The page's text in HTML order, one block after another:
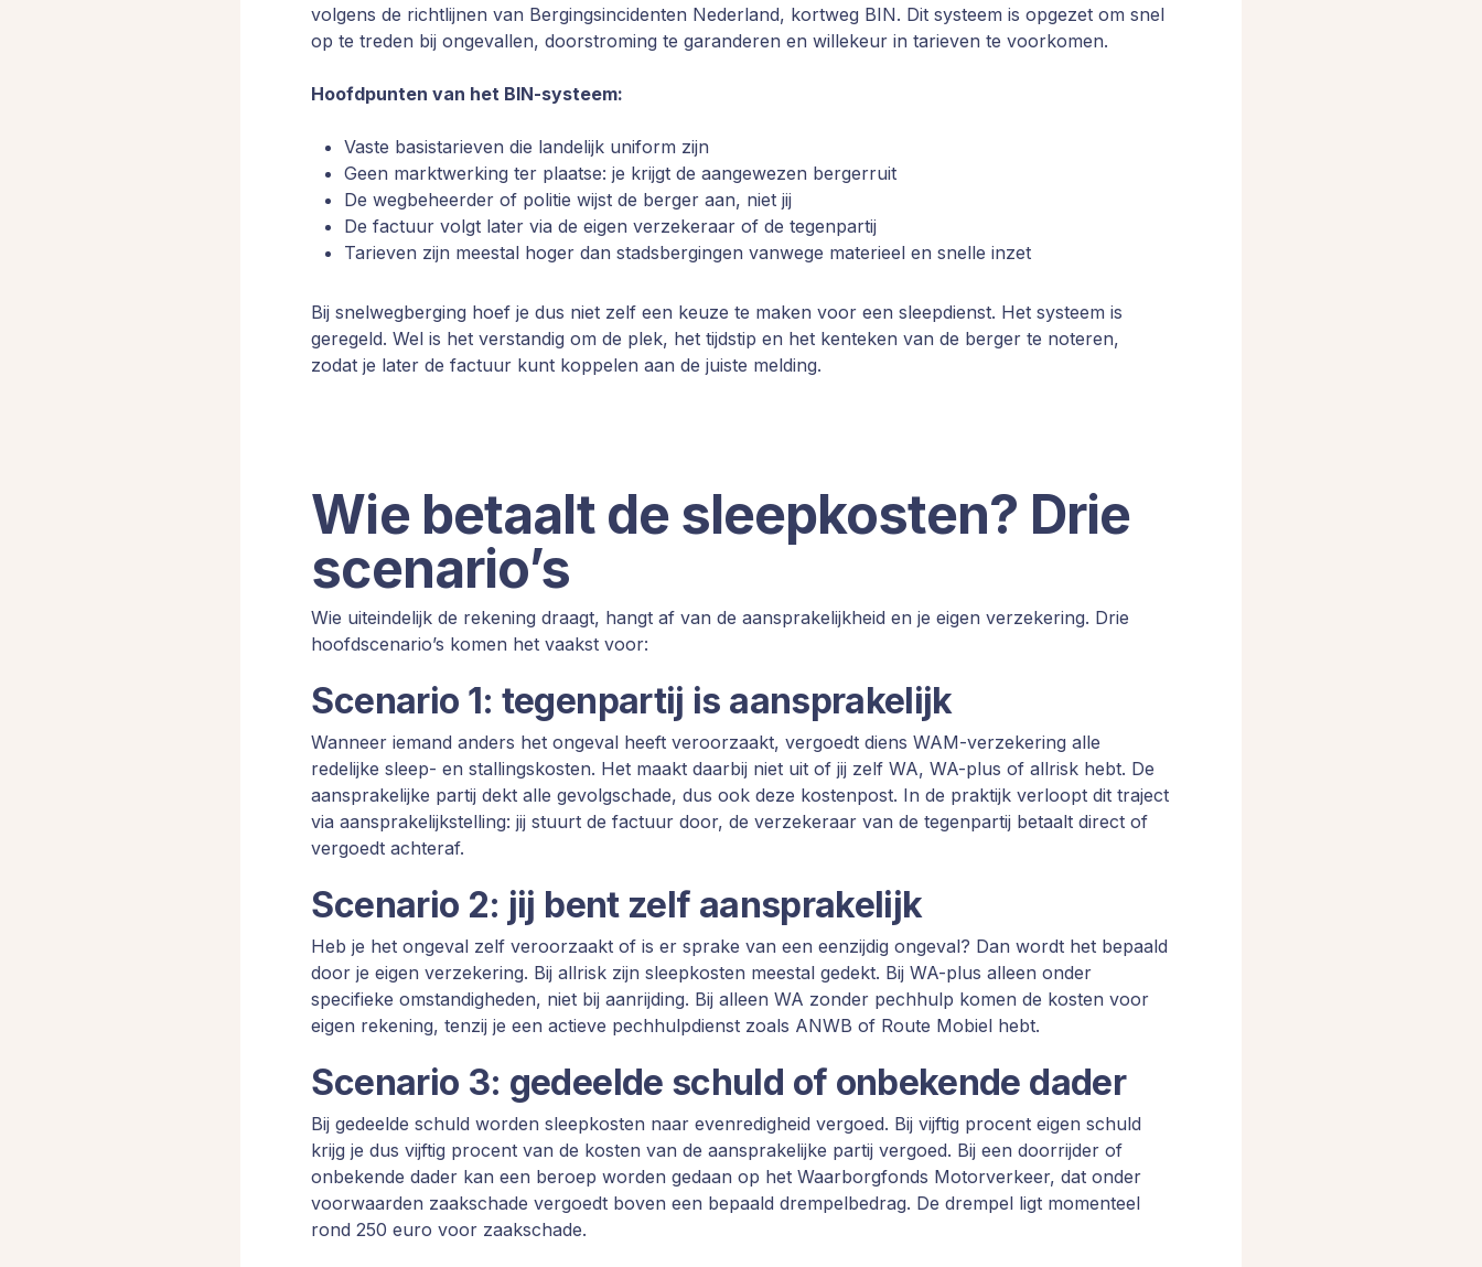
volgens de richtlijnen van Bergingsincidenten Nederland, kortweg BIN. Dit systeem is opgezet om snel
op te treden bij ongevallen, doorstroming te garanderen en willekeur in tarieven te voorkomen.
Hoofdpunten van het BIN-systeem:
Vaste basistarieven die landelijk uniform zijn
Geen marktwerking ter plaatse: je krijgt de aangewezen bergerruit
De wegbeheerder of politie wijst de berger aan, niet jij
De factuur volgt later via de eigen verzekeraar of de tegenpartij
Tarieven zijn meestal hoger dan stadsbergingen vanwege materieel en snelle inzet
Bij snelwegberging hoef je dus niet zelf een keuze te maken voor een sleepdienst. Het systeem is
geregeld. Wel is het verstandig om de plek, het tijdstip en het kenteken van de berger te noteren,
zodat je later de factuur kunt koppelen aan de juiste melding.
Wie betaalt de sleepkosten? Drie
scenario’s
Wie uiteindelijk de rekening draagt, hangt af van de aansprakelijkheid en je eigen verzekering. Drie
hoofdscenario’s komen het vaakst voor:
Scenario 1: tegenpartij is aansprakelijk
Wanneer iemand anders het ongeval heeft veroorzaakt, vergoedt diens WAM-verzekering alle
redelijke sleep- en stallingskosten. Het maakt daarbij niet uit of jij zelf WA, WA-plus of allrisk hebt. De
aansprakelijke partij dekt alle gevolgschade, dus ook deze kostenpost. In de praktijk verloopt dit traject
via aansprakelijkstelling: jij stuurt de factuur door, de verzekeraar van de tegenpartij betaalt direct of
vergoedt achteraf.
Scenario 2: jij bent zelf aansprakelijk
Heb je het ongeval zelf veroorzaakt of is er sprake van een eenzijdig ongeval? Dan wordt het bepaald
door je eigen verzekering. Bij allrisk zijn sleepkosten meestal gedekt. Bij WA-plus alleen onder
specifieke omstandigheden, niet bij aanrijding. Bij alleen WA zonder pechhulp komen de kosten voor
eigen rekening, tenzij je een actieve pechhulpdienst zoals ANWB of Route Mobiel hebt.
Scenario 3: gedeelde schuld of onbekende dader
Bij gedeelde schuld worden sleepkosten naar evenredigheid vergoed. Bij vijftig procent eigen schuld
krijg je dus vijftig procent van de kosten van de aansprakelijke partij vergoed. Bij een doorrijder of
onbekende dader kan een beroep worden gedaan op het Waarborgfonds Motorverkeer, dat onder
voorwaarden zaakschade vergoedt boven een bepaald drempelbedrag. De drempel ligt momenteel
rond 250 euro voor zaakschade.